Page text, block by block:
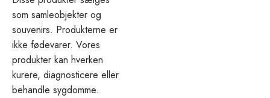
som samleobjekter og
souvenirs. Produkterne er
ikke fødevarer. Vores
produkter kan hverken
kurere, diagnosticere eller
behandle sygdomme.